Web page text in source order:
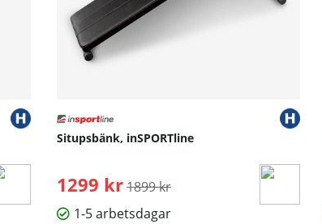
Situpsbänk, inSPORTline
1299 kr Ordinarie pris:
1899 kr
1-5 arbetsdagar